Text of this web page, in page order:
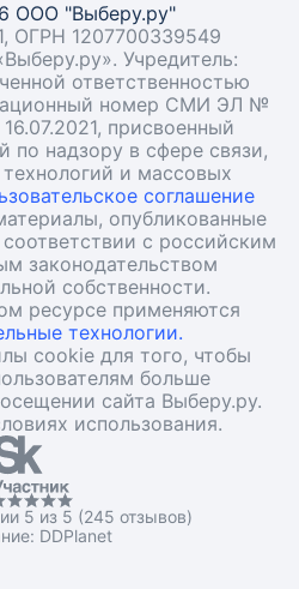
ООО "Выберу.ру"
ОГРН 1207700339549
Учредитель:
ответственностью
номер СМИ ЭЛ №
присвоенный
по надзору в сфере связи,
и массовых
соглашение
опубликованные
с российским
законодательством
собственности.
ресурсе применяются
технологии.
cookie для того, чтобы
больше
сайта Выберу.ру.
использования.
5 из 5 (245 отзывов)
DDPlanet